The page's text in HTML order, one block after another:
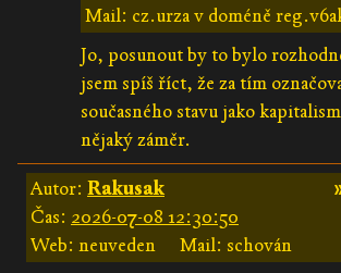
Mail: cz.urza v doméně
Jo, posunout by to bylo
jsem spíš říct, že za tím
současného stavu jako
nějaký záměr.
Autor: Rakusak
Čas: 2026-07-08 12:30:50
Web: neuveden
Mail: schován